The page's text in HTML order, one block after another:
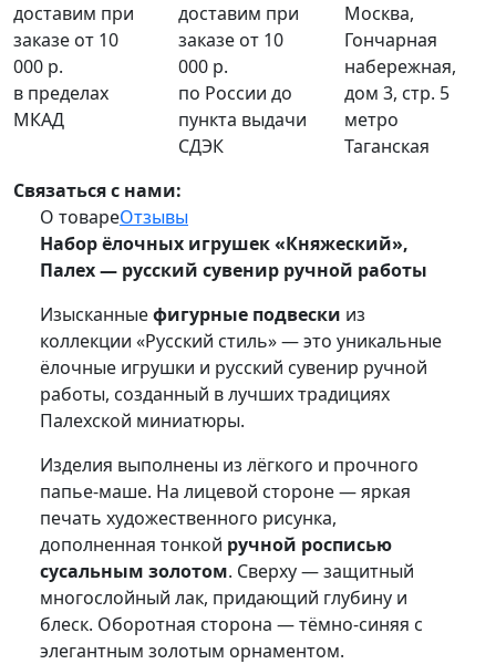
доставим при
заказе от 10
000 р.
в пределах
МКАД
доставим при
заказе от 10
000 р.
по России до
пункта выдачи
СДЭК
Москва,
Гончарная
набережная,
дом 3, стр. 5
метро
Таганская
Связаться с нами:
О товареОтзывы
Набор ёлочных игрушек «Княжеский»,
Палех — русский сувенир ручной работы
Изысканныефигурные подвески из
коллекции «Русский стиль» — это уникальные
ёлочные игрушки и русский сувенир ручной
работы, созданный в лучших традициях
Палехской миниатюры.
Изделия выполнены из лёгкого и прочного
папье-маше. На лицевой стороне — яркая
печать художественного рисунка,
дополненная тонкой ручной росписью
сусальным золотом. Сверху — защитный
многослойный лак, придающий глубину и
блеск. Оборотная сторона — тёмно-синяя с
элегантным золотым орнаментом.